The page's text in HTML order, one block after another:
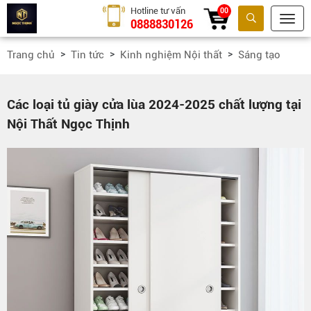
Tìm kiếm
Hotline tư vấn
0888830126
00
Trang chủ Tin tức Kinh nghiệm Nội thất Sáng tạo
Các loại tủ giày cửa lùa 2024-2025 chất lượng tại
Nội Thất Ngọc Thịnh